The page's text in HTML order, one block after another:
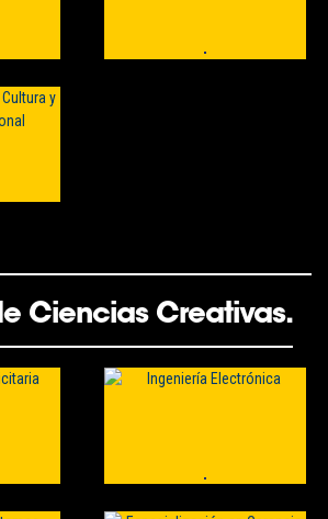
Ciencias Creativas.